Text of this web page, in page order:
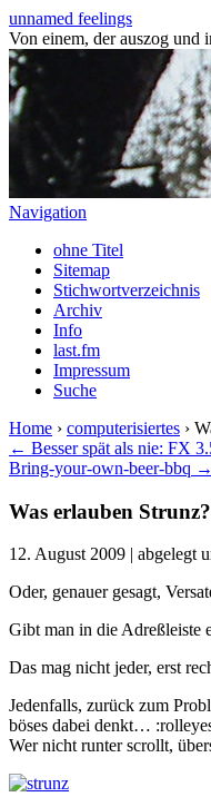
unnamed feelings
Von einem, der auszog und
Navigation
ohne Titel
Sitemap
Stichwortverzeichnis
Archiv
Info
last.fm
Impressum
Suche
Home › computerisiertes ›
← Besser spät als nie: FX
Bring-your-own-beer-bbq →
Was erlauben
12. August 2009 | abgelegt
Oder, genauer gesagt,
Gibt man in die Adreßleiste
Das mag nicht jeder, erst
Jedenfalls, zurück zum
böses dabei denkt…
Wer nicht runter scrollt,